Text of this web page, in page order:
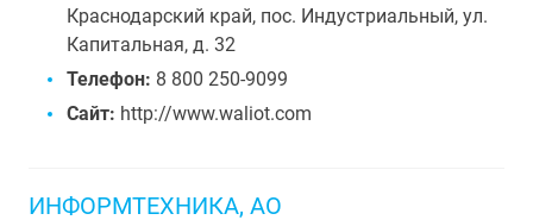
Краснодарский край, пос. Индустриальный, ул.
Капитальная, д. 32
Телефон: 8 800 250-9099
Сайт: http://www.waliot.com
ИНФОРМТЕХНИКА, АО